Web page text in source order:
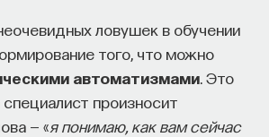
ловушек в обучении
того, что можно
автоматизмами . Это
специалист произносит
— «я понимаю, как вам сейчас